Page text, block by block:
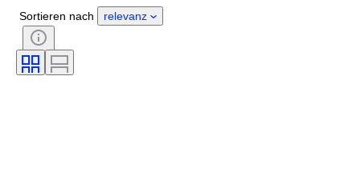
Geschlecht
Zustand
Periode
Zertifikat
Technik
Uhrwerk
Sortieren nach relevanz